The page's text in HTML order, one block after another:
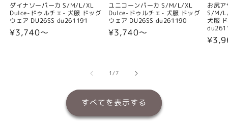
ダイナソーパーカ S/M/L/XL
Dulce-ドゥルチェ- 犬服 ドッグ
ウェア DU26SS du261191
通
¥3,740〜
ユニコーンパーカ S/M/L/XL
Dulce-ドゥルチェ- 犬服 ドッグ
ウェア DU26SS du261190
通
¥3,740〜
お尻
S/M/
犬服
通
1/の
7
すべてを表示する